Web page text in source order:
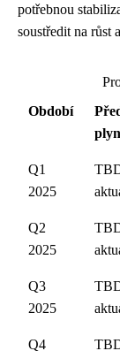
potřebnou
soustředit na růst
Období
Q1
2025
Q2
2025
Q3
2025
Q4